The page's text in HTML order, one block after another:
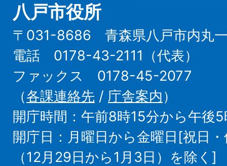
八戸市役所
〒031-8686 青森県八戸市内丸一
電話 0178-43-2111（代表）
ファックス 0178-45-2077
（各課連絡先 / 庁舎案内）
開庁時間：午前8時15分から午後5
開庁日：月曜日から金曜日[祝日
（12月29日から1月3日）を除く]